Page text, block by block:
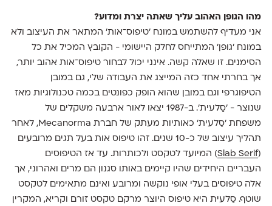
מהו הגופן האהוב עליך שאתה יצרת ומדוע?
אני מעדיף להשתמש במונח 'טיפוס־אות' המתאר את העיצוב ולא
במונח 'גופן' המתייחס לחלק היישומי - הקובץ המכיל את כל
הסימנים. זו שאלה קשה. אינני יכול לבחור טיפוס־אות אהוב יותר,
אך בחרתי אחד כזה המייצג את העבודה שלי, גם במובן
הטיפוגרפי וגם במובן שהוא הופק כפונטים בכמה טכנולוגיות מאז
שנוצר - 'סַלעית'. ב-1987 יצאו לאור ארבעה משקלים של
משפחת 'סַלעית' כאותיות מעתק של חברת Mecanorma, לאחר
תהליך עיצוב של כ-10 שנים. זהו טיפוס אות בעל תגים מרובעים
(
Slab Serif) המיועד לטקסט ולכותרות. עד אז הטיפוסים
העבריים היחידים שהיו קיימים באותו סגנון הם מרים ואהרוני, אך
אלה טיפוסים בעלי אופי נוקשה ומרובע ואינם מתאימים לטקסט
שוטף. סַלעית היא טיפוס היוצר מרקם טקסט זורם וקריא, המקרין